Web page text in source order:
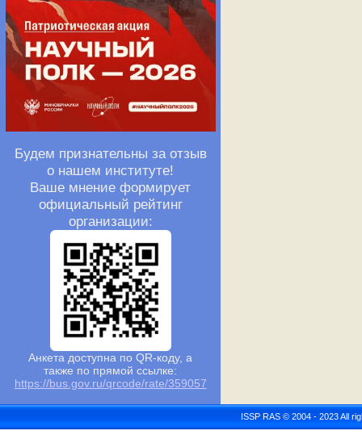
Будем признательны за отзыв
о нашем институте!
Ваше мнение формирует
официальный рейтинг
организации:
Анкета доступна по QR-коду, а
также по прямой ссылке:
https://bus.gov.ru/qrcode/rate/359057
ISSP RAS © 2004 - 2023 All